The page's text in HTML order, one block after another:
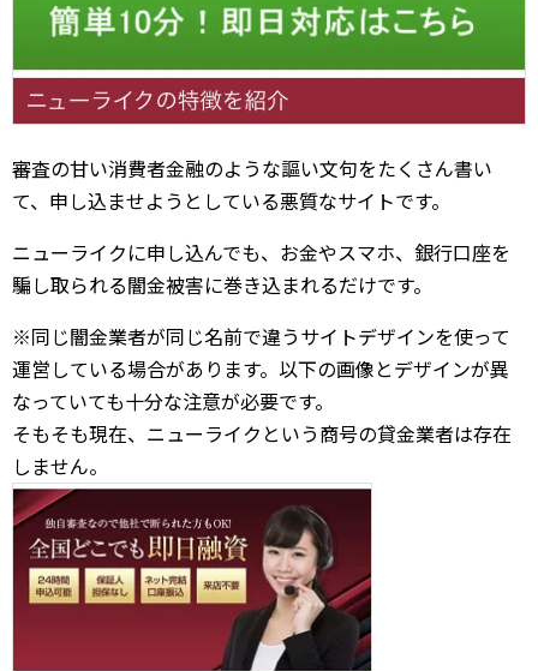
審査の甘い消費者金融のような謳い文句をたくさん書い
て、申し込ませようとしている悪質なサイトです。
ニューライクに申し込んでも、お金やスマホ、銀行口座を
騙し取られる闇金被害に巻き込まれるだけです。
※同じ闇金業者が同じ名前で違うサイトデザインを使って
運営している場合があります。以下の画像とデザインが異
なっていても十分な注意が必要です。
そもそも現在、ニューライクという商号の貸金業者は存在
しません。